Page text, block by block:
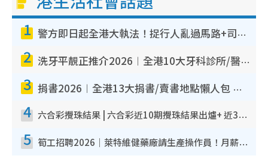
1 警方即日起全港大執法！捉行人亂過馬路+司機不專注駕駛！亂過馬路罰$2000
2 洗牙平靚正推介2026︱全港10大牙科診所/醫院懶人包 夜診至8點/鎮靜潔牙/醫療券適用
3 捐書2026︱全港13大捐書/賣書地點懶人包 二手課本最高$150＋舊書換免費咖啡/戲票
4 六合彩攪珠結果 | 六合彩近10期攪珠結果出爐+ 近30期最旺熱門中獎號碼
5 筍工招聘2026｜萊特維健藥廠請生產操作員！月薪高達$1.7萬 冷氣廠房/五天工作/保證雙糧